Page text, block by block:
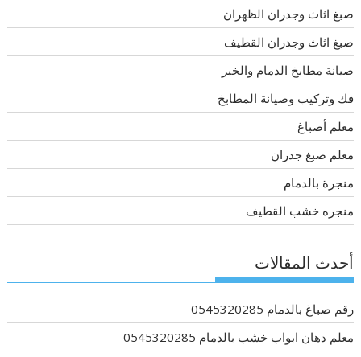
صبغ اثاث وجدران الظهران
صبغ اثاث وجدران القطيف
صيانة مطابخ الدمام والخبر
فك وتركيب وصيانة المطابخ
معلم أصباغ
معلم صبغ جدران
منجرة بالدمام
منجره خشب القطيف
أحدث المقالات
رقم صباغ بالدمام 0545320285
معلم دهان ابواب خشب بالدمام 0545320285